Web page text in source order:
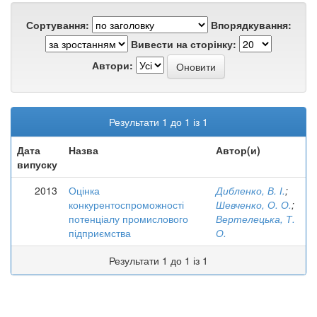
Сортування:
Впорядкування:
Вивести на сторінку:
Автори:
Результати 1 до 1 із 1
Дата
випуску
Назва Автор(и)
2013
Оцінка
конкурентоспроможності
потенціалу промислового
підприємства
Дибленко, В. І.;
Шевченко, О. О.;
Вертелецька, Т.
О.
Результати 1 до 1 із 1